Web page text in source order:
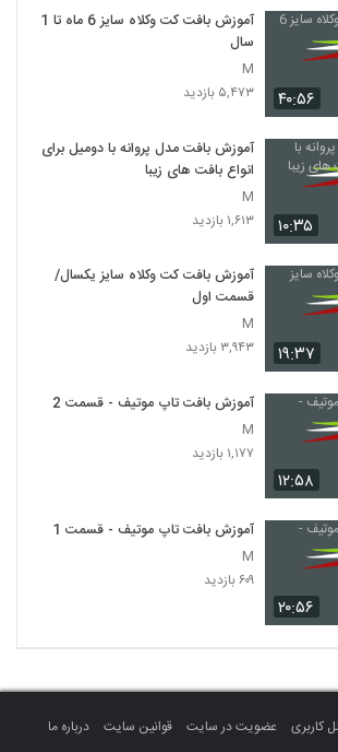
۴۰:۵۶
آموزش بافت کت وکلاه سایز 6 ماه تا 1
سال
M
۵,۴۷۳ بازدید
۱۰:۳۵
آموزش بافت مدل پروانه با دومیل برای
انواع بافت های زیبا
M
۱,۶۱۳ بازدید
۱۹:۳۷
آموزش بافت کت وکلاه سایز یکسال/
قسمت اول
M
۳,۹۴۳ بازدید
۱۲:۵۸
آموزش بافت تاپ موتیف - قسمت 2
M
۱,۱۷۷ بازدید
۲۰:۵۶
آموزش بافت تاپ موتیف - قسمت 1
M
۶۰۹ بازدید
کاربری عضویت در سایت قوانین سایت
درباره ما